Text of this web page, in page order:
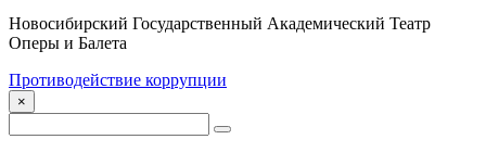
Новосибирский Государственный Академический Театр
Оперы и Балета
Противодействие коррупции
×